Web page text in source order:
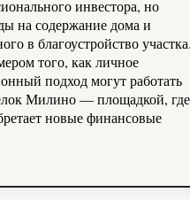
инвестора, но
на содержание дома и
в благоустройство
того, как личное
подход могут работать
Милино — площадкой, где
новые финансовые